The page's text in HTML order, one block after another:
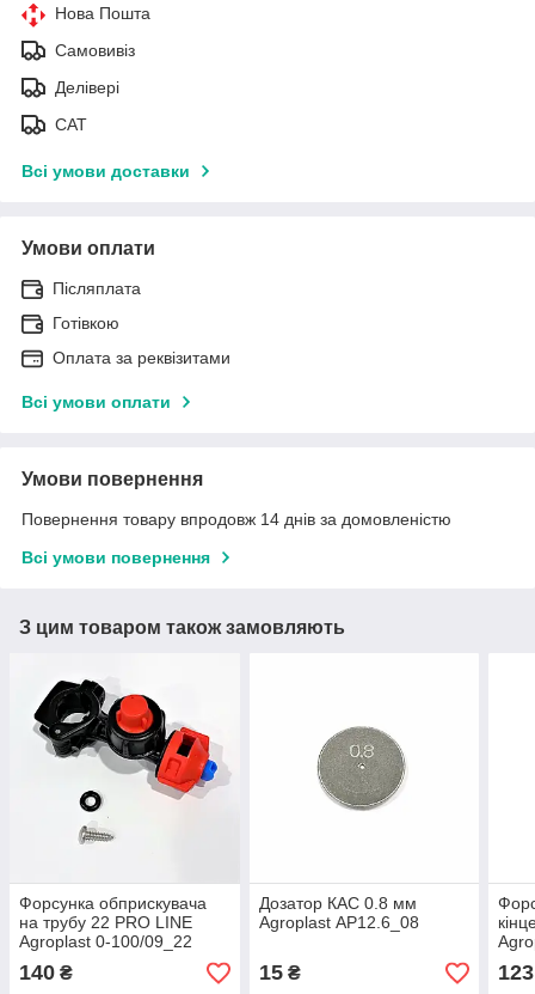
Нова Пошта
Самовивіз
Делівері
САТ
Всі умови доставки
Умови оплати
Післяплата
Готівкою
Оплата за реквізитами
Всі умови оплати
Умови повернення
Повернення товару впродовж 14 днів за домовленістю
Всі умови повернення
З цим товаром також замовляють
Форсунка обприскувача
на трубу 22 PRO LINE
Agroplast 0-100/09_22
140 ₴
Дозатор КАС 0.8 мм
Agroplast AP12.6_08
15₴ 123